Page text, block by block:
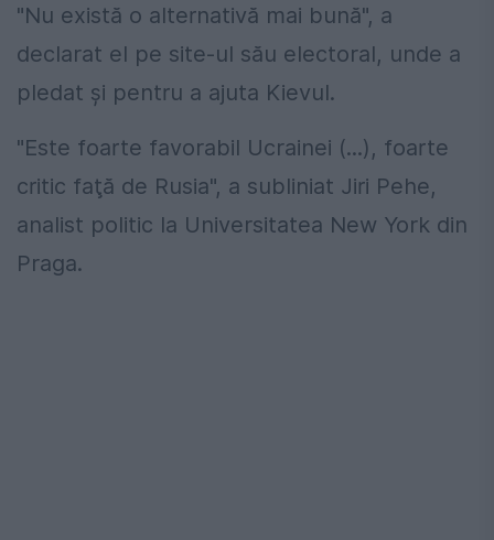
"Nu există o alternativă mai bună", a
declarat el pe site-ul său electoral, unde a
pledat şi pentru a ajuta Kievul.
"Este foarte favorabil Ucrainei (...), foarte
critic faţă de Rusia", a subliniat Jiri Pehe,
analist politic la Universitatea New York din
Praga.